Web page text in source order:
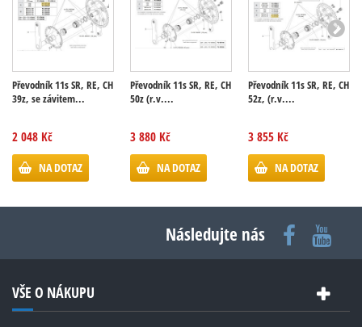
Převodník 11s SR, RE, CH
39z, se závitem...
2 048 Kč
NA DOTAZ
Převodník 11s SR, RE, CH
50z (r.v....
3 880 Kč
NA DOTAZ
Převodník 11s SR, RE, CH
52z, (r.v....
3 855 Kč
NA DOTAZ
Následujte nás
VŠE O NÁKUPU